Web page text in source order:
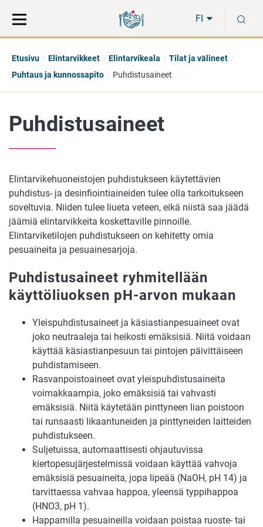
suoraan
sisältöön
koko
sivuston
FI
Etusivu Elintarvikkeet Elintarvikeala
Tilat ja välineet
Puhtaus ja kunnossapito
Puhdistusaineet
Puhdistusaineet
Elintarvikehuoneistojen puhdistukseen käytettävien
puhdistus- ja desinfiointiaineiden tulee olla tarkoitukseen
soveltuvia. Niiden tulee liueta veteen, eikä niistä saa jäädä
jäämiä elintarvikkeita koskettaville pinnoille.
Elintarviketilojen puhdistukseen on kehitetty omia
pesuaineita ja pesuainesarjoja.
Puhdistusaineet ryhmitellään
käyttöliuoksen pH-arvon mukaan
Yleispuhdistusaineet ja käsiastianpesuaineet ovat
joko neutraaleja tai heikosti emäksisiä. Niitä voidaan
käyttää käsiastianpesuun tai pintojen päivittäiseen
puhdistamiseen.
Rasvanpoistoaineet ovat yleispuhdistusaineita
voimakkaampia, joko emäksisiä tai vahvasti
emäksisiä. Niitä käytetään pinttyneen lian poistoon
tai runsaasti likaantuneiden ja pinttyneiden laitteiden
puhdistukseen.
Suljetuissa, automaattisesti ohjautuvissa
kiertopesujärjestelmissä voidaan käyttää vahvoja
emäksisiä pesuaineita, jopa lipeää (NaOH, pH 14) ja
tarvittaessa vahvaa happoa, yleensä typpihappoa
(HNO3, pH 1).
Happamilla pesuaineilla voidaan poistaa ruoste- tai